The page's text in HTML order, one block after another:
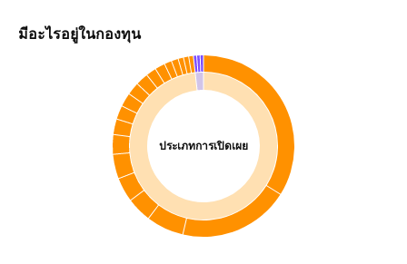
มีอะไรอยู่ในกองทุน
ประเภทการเปิดเผย